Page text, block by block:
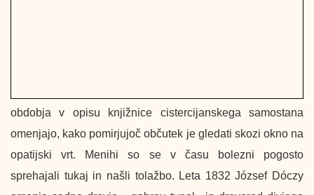
obdobja v opisu knjižnice cistercijanskega samostana
omenjajo, kako pomirjujoč občutek je gledati skozi okno na
opatijski vrt. Menihi so se v času bolezni pogosto
sprehajali tukaj in našli tolažbo. Leta 1832 József Dóczy